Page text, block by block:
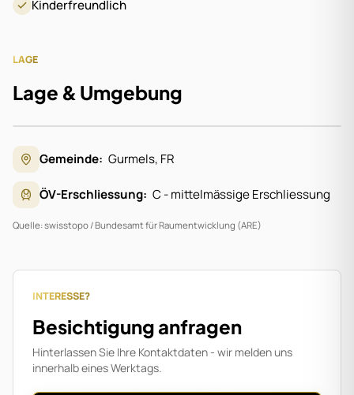
Kinderfreundlich
LAGE
Lage & Umgebung
Google Maps erforderlich.
Gemeinde: Gurmels, FR
ÖV-Erschliessung: C - mittelmässige Erschliessung
Quelle: swisstopo / Bundesamt für Raumentwicklung (ARE)
INTERESSE?
Besichtigung anfragen
Hinterlassen Sie Ihre Kontaktdaten - wir melden uns
innerhalb eines Werktags.